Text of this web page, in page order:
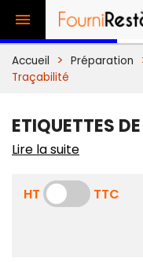

Accueil Préparation
Traçabilité
ETIQUETTES
Lire la suite
HT
TTC